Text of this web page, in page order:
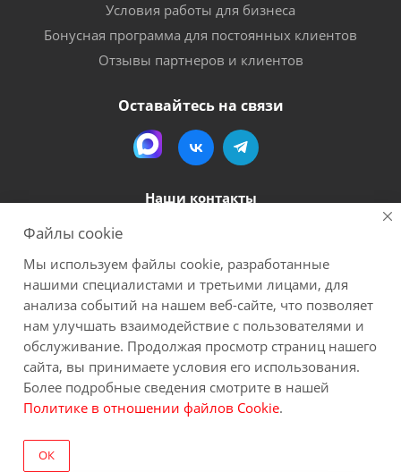
Условия работы для бизнеса
Бонусная программа для постоянных клиентов
Отзывы партнеров и клиентов
Оставайтесь на связи
Наши контакты
megapack-secr@inbox.ru
2026 Мегапак
Все материалы данного сайта являются объектами авторского права (в
том числе дизайн). Запрещается копирование, распространение (в том
числе путем копирования на другие сайты и ресурсы в Интернете) или
любое иное использование информации и объектов без
предварительного согласия правообладателя. Пользуясь сайтом Вы
Файлы cookie
Мы используем файлы cookie, разработанные
нашими специалистами и третьими лицами, для
анализа событий на нашем веб-сайте, что позволяет
нам улучшать взаимодействие с пользователями и
обслуживание. Продолжая просмотр страниц нашего
сайта, вы принимаете условия его использования.
Более подробные сведения смотрите в нашей
Политике в отношении файлов Cookie.
ОК